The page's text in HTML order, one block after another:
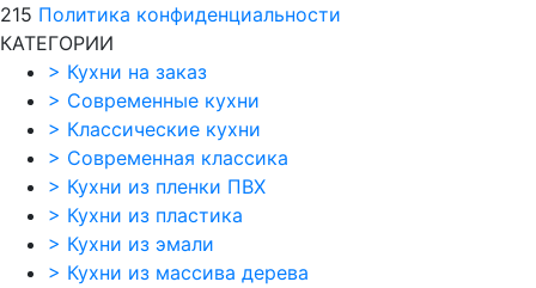
215 Политика конфиденциальности
КАТЕГОРИИ
> Кухни на заказ
> Современные кухни
> Классические кухни
> Современная классика
> Кухни из пленки ПВХ
> Кухни из пластика
> Кухни из эмали
> Кухни из массива дерева